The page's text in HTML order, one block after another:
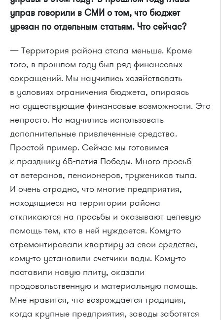
управ говорили в СМИ о том, что бюджет
урезан по отдельным статьям. Что сейчас?
— Территория района стала меньше. Кроме
того, в прошлом году был ряд финансовых
сокращений. Мы научились хозяйствовать
в условиях ограничения бюджета, опираясь
на существующие финансовые возможности. Это
непросто. Но научились использовать
дополнительные привлеченные средства.
Простой пример. Сейчас мы готовимся
к празднику 65-летия Победы. Много просьб
от ветеранов, пенсионеров, тружеников тыла.
И очень отрадно, что многие предприятия,
находящиеся на территории района
откликаются на просьбы и оказывают целевую
помощь тем, кто в ней нуждается. Кому-то
отремонтировали квартиру за свои средства,
кому-то установили счетчики воды. Кому-то
поставили новую плиту, оказали
продовольственную и материальную помощь.
Мне нравится, что возрождается традиция,
когда крупные предприятия, заводы заботятся